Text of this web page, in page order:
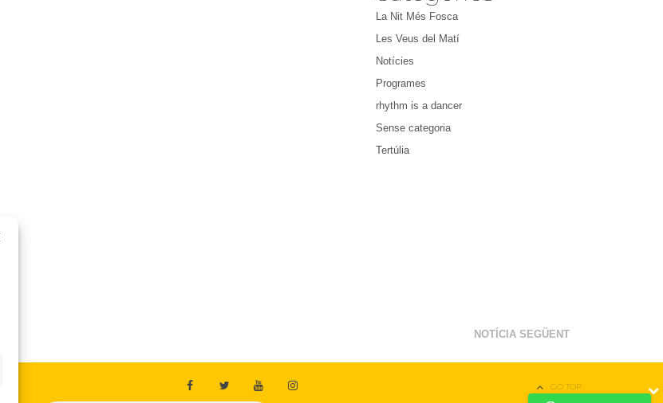
La Nit Més Fosca
Les Veus del Matí
Notícies
Programes
rhythm is a dancer
Sense categoria
Tertúlia
NOTÍCIA SEGÜENT
GO TOP